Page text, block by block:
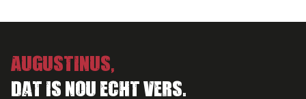
Augustinus,
Dat is nou echt vers.